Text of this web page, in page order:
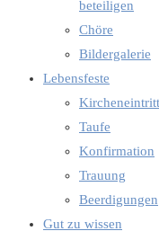
beteiligen
Chöre
Bildergalerie
Lebensfeste
Kircheneintritt
Taufe
Konfirmation
Trauung
Beerdigungen
Gut zu wissen